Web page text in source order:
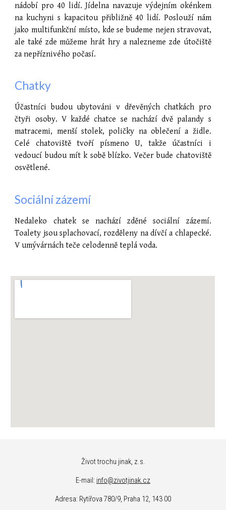
nádobí pro 40 lidí. Jídelna navazuje výdejním okénkem
na kuchyni s kapacitou přibližně 40 lidí. Poslouží nám
jako multifunkční místo, kde se budeme nejen stravovat,
ale také zde můžeme hrát hry a nalezneme zde útočiště
za nepříznivého počasí.
Chatky
Účastníci budou ubytováni v dřevěných chatkách pro
čtyři osoby. V každé chatce se nachází dvě palandy s
matracemi, menší stolek, poličky na oblečení a židle.
Celé chatoviště tvoří písmeno U, takže účastníci i
vedoucí budou mít k sobě blízko. Večer bude chatoviště
osvětlené.
Sociální zázemí
Nedaleko chatek se nachází zděné sociální zázemí.
Toalety jsou splachovací, rozděleny na dívčí a chlapecké.
V umývárnách teče celodenně teplá voda.
Život trochu jinak, z.s.
E-mail: info@zivotjinak.cz
Adresa: Rytířova 780/9, Praha 12, 143 00